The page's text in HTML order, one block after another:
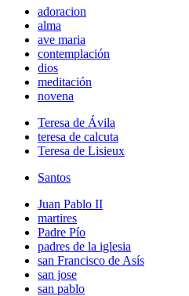
adoracion
alma
ave maria
contemplación
dios
meditación
novena
Teresa de Ávila
teresa de calcuta
Teresa de Lisieux
Santos
Juan Pablo II
martires
Padre Pío
padres de la iglesia
san Francisco de Asís
san jose
san pablo